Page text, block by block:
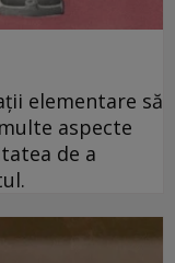
elementare să
aspecte
de a